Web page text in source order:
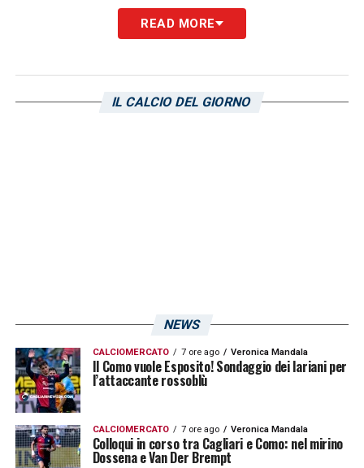
READ MORE
IL CALCIO DEL GIORNO
NEWS
CALCIOMERCATO 7 ore ago Veronica Mandala
Il Como vuole Esposito! Sondaggio dei lariani per
l’attaccante rossoblù
CALCIOMERCATO 7 ore ago Veronica Mandala
Colloqui in corso tra Cagliari e Como: nel mirino
Dossena e Van Der Brempt